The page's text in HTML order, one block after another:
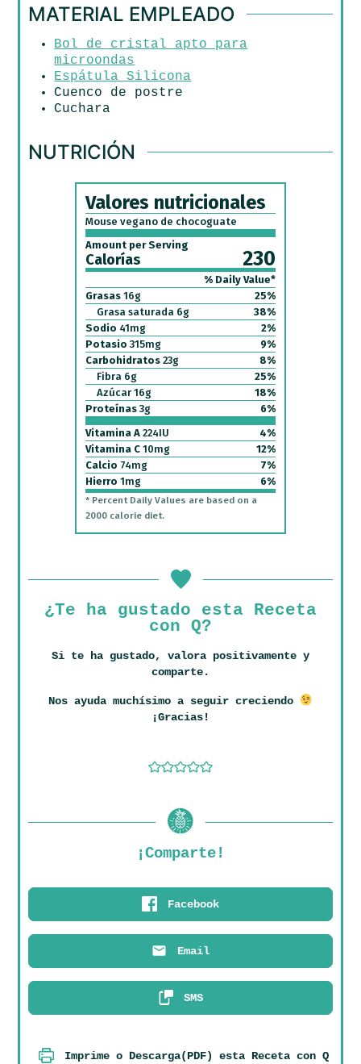
MATERIAL EMPLEADO
Bol de cristal apto para
microondas
Espátula Silicona
Cuenco de postre
Cuchara
NUTRICIÓN
Valores nutricionales
Mouse vegano de chocoguate
Amount per Serving
Calorías 230
% Daily Value*
Grasas 16g 25%
Grasa saturada 6g 38%
Sodio 41mg 2%
Potasio 315mg 9%
Carbohidratos 23g 8%
Fibra 6g 25%
Azúcar 16g 18%
Proteínas 3g 6%
Vitamina A 224IU 4%
Vitamina C 10mg 12%
Calcio 74mg 7%
Hierro 1mg 6%
* Percent Daily Values are based on a
2000 calorie diet.
¿Te ha gustado esta Receta
con Q?
Si te ha gustado, valora positivamente y
comparte.
Nos ayuda muchísimo a seguir creciendo
¡Gracias!
¡Comparte!
Facebook
Email
SMS
Imprime o Descarga(PDF) esta Receta con Q